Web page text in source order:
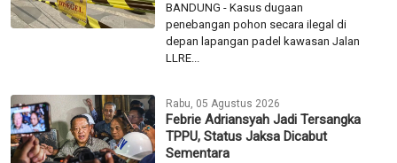
BANDUNG - Kasus dugaan
penebangan pohon secara ilegal di
depan lapangan padel kawasan Jalan
LLRE...
Rabu, 05 Agustus 2026
Febrie Adriansyah Jadi Tersangka
TPPU, Status Jaksa Dicabut
Sementara